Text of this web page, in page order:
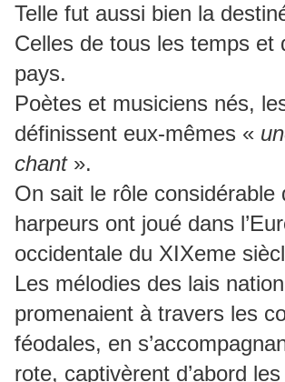
Telle fut aussi bien la
Celles de tous les temps et
pays.
Poètes et musiciens nés,
définissent eux-mêmes «
chant ».
On sait le rôle considérable
harpeurs ont joué dans
occidentale du XIXeme
Les mélodies des lais
promenaient à travers les
féodales, en
rote, captivèrent d’abord